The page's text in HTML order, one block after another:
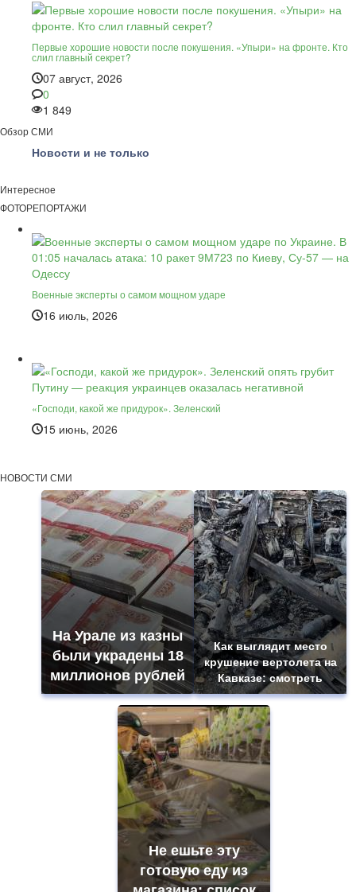
Первые хорошие новости после покушения. «Упыри» на фронте. Кто
слил главный секрет?
07 август, 2026
0
1 849
Обзор СМИ
Новости и не только
Интересное
ФОТОРЕПОРТАЖИ
Военные эксперты о самом мощном ударе
16 июль, 2026
«Господи, какой же придурок». Зеленский
15 июнь, 2026
НОВОСТИ СМИ
На Урале из казны
были украдены 18
миллионов рублей
Как выглядит место
крушение вертолета на
Кавказе: смотреть
Не ешьте эту
готовую еду из